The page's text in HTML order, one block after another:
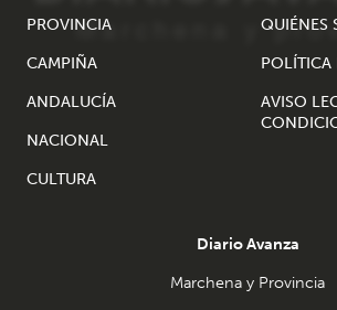
PROVINCIA
CAMPIÑA
ANDALUCÍA
NACIONAL
CULTURA
QUIÉNES
POLÍTICA
AVISO
Diario Avanza
Marchena y Provincia